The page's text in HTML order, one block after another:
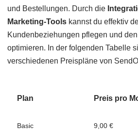
und Bestellungen. Durch die
Marketing-Tools kannst du effektiv
Kundenbeziehungen pflegen und
optimieren. In der folgenden Tabelle
verschiedenen Preispläne von
Plan Preis pro
Basic 9,00 €